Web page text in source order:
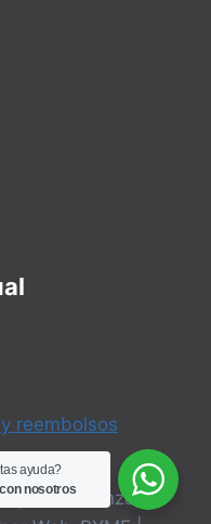
reembolsos
y Maestranza -
ayuda?
nosotros